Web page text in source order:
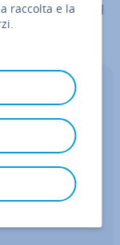
[Windows] dal
per una
– in
IONOS
raccolta e la